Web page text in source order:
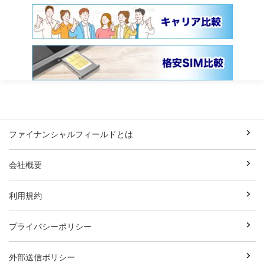
ファイナンシャルフィールドとは
会社概要
利用規約
プライバシーポリシー
外部送信ポリシー